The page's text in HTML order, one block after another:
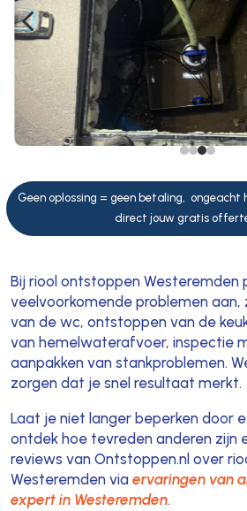
4
Geen oplossing = geen betaling, ongeacht
direct jouw gratis
Bij riool ontstoppen Westeremden
veelvoorkomende problemen
van de wc, ontstoppen van de
van hemelwaterafvoer, inspectie
aanpakken van stankproblemen.
zorgen dat je snel resultaat merkt.
Laat je niet langer beperken door
ontdek hoe tevreden anderen zijn
reviews van Ontstoppen.nl over
Westeremden via ervaringen van
expert in Westeremden.